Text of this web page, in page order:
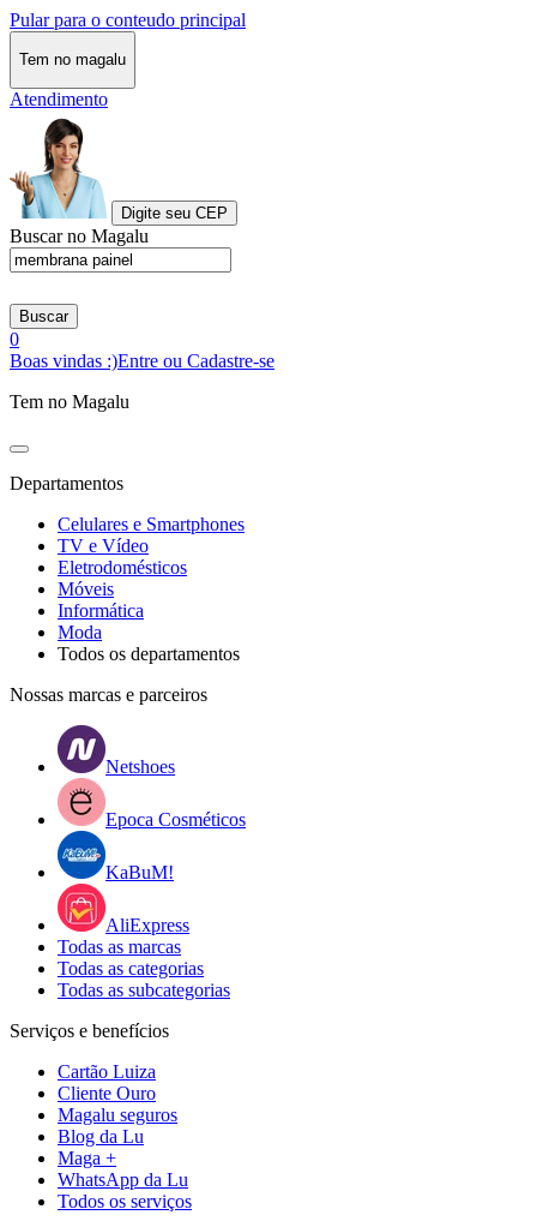
Pular para o conteudo principal
Tem no magalu
Atendimento
Digite seu CEP
Buscar no Magalu
Buscar
0
Boas vindas :)Entre ou Cadastre-se
Tem no Magalu
Departamentos
Celulares e Smartphones
TV e Vídeo
Eletrodomésticos
Móveis
Informática
Moda
Todos os departamentos
Nossas marcas e parceiros
Netshoes
Epoca Cosméticos
KaBuM!
AliExpress
Todas as marcas
Todas as categorias
Todas as subcategorias
Serviços e benefícios
Cartão Luiza
Cliente Ouro
Magalu seguros
Blog da Lu
Maga +
WhatsApp da Lu
Todos os serviços